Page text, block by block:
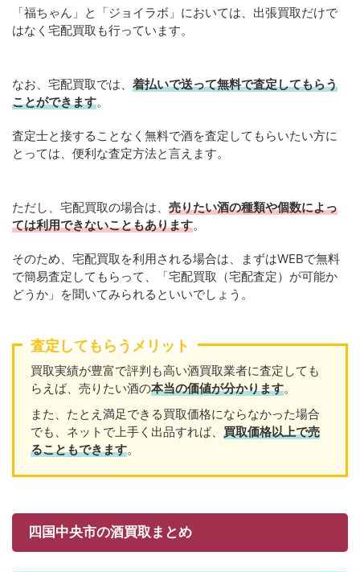
「福ちゃん」と「ジョイラボ」においては、出張買取だけで
はなく宅配買取も行っています。
なお、宅配買取では、 着払いで送って無料で査定してもらう
ことができます。
査定士と接することなく無料で酒を査定してもらいたい方に
とっては、便利な査定方法と言えます。
ただし、宅配買取の場合は、 売りたい酒の種類や個数によっ
ては利用できないこともあります。
そのため、宅配買取を利用される場合は、まずはWEBで無料
で簡易査定してもらって、「宅配買取（宅配査定）が可能か
どうか」を聞いてみられるといいでしょう。
査定してもらうメリット
買取実績が豊富で評判も高い酒買取業者に査定しても
らえば、売りたい酒の本当の価値が分かります。
また、たとえ満足できる買取価格にならなかった場合
でも、ネットで上手く出品すれば、 買取価格以上で売
ることもできます。
四国中央市の酒買取まとめ